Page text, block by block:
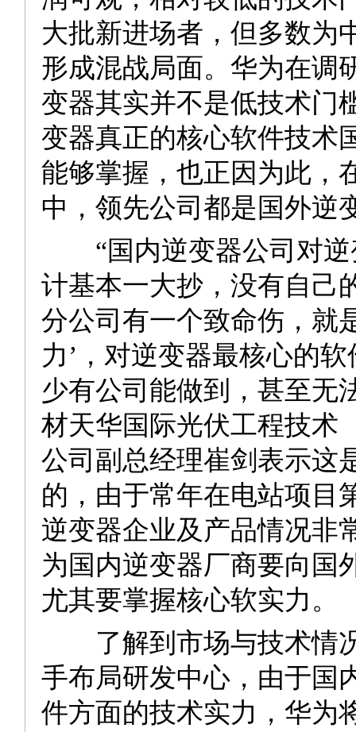
大批新进场者，但多数为
形成混战局面。华为在调
变器其实并不是低技术门
变器真正的核心软件技术
能够掌握，也正因为此，
中，领先公司都是国外逆
“国内逆变器公司对逆
计基本一大抄，没有自己
分公司有一个致命伤，就
力’，对逆变器最核心的
少有公司能做到，甚至无
材天华国际光伏工程技术
公司副总经理崔剑表示这
的，由于常年在电站项目
逆变器企业及产品情况非
为国内逆变器厂商要向国
尤其要掌握核心软实力。
了解到市场与技术情
手布局研发中心，由于国
件方面的技术实力，华为